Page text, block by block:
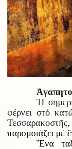
Ἡ
φέρνει στό
Τεσσαρακοστῆς
παρομοιάζει μέ
Ἕνα